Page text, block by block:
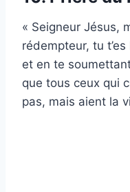
« Seigneur Jésus,
rédempteur, tu
et en te
que tous ceux qui
pas, mais aient la